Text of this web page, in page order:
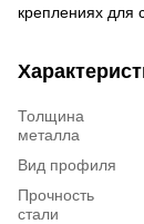
креплениях для
Толщина
металла
Вид профиля
Прочность
стали